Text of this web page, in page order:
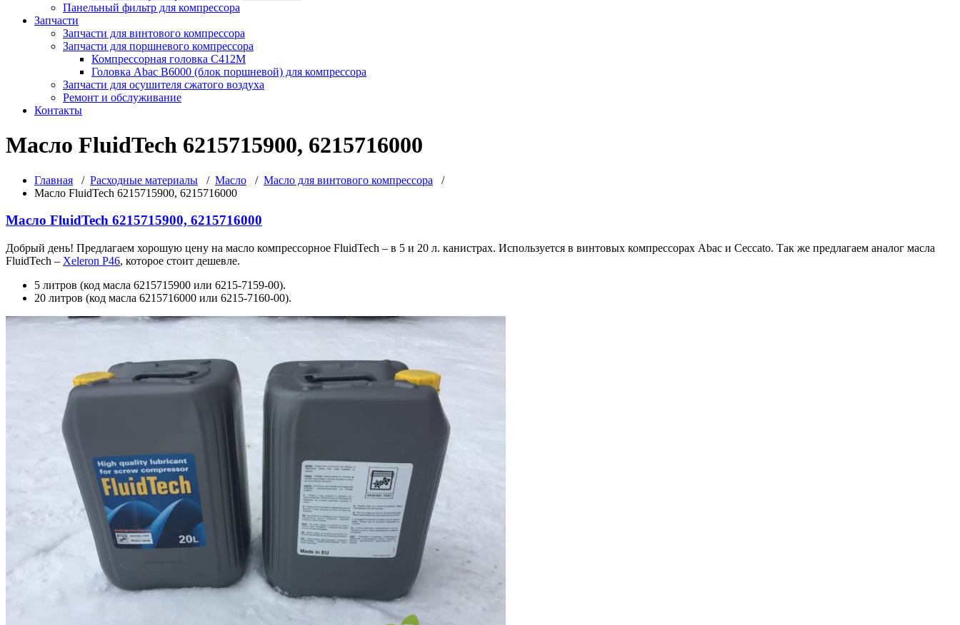
Панельный фильтр для компрессора
Запчасти
Запчасти для винтового компрессора
Запчасти для поршневого компрессора
Компрессорная головка С412М
Головка Abac B6000 (блок поршневой) для компрессора
Запчасти для осушителя сжатого воздуха
Ремонт и обслуживание
Контакты
Масло FluidTech 6215715900, 6215716000
Главная / Расходные материалы / Масло / Масло для винтового компрессора /
Масло FluidTech 6215715900, 6215716000
Масло FluidTech 6215715900, 6215716000
Добрый день! Предлагаем хорошую цену на масло компрессорное FluidTech – в 5 и 20 л. канистрах. Используется в винтовых компрессорах Abac и Ceccato. Так же предлагаем аналог масла
FluidTech – Xeleron P46, которое стоит дешевле.
5 литров (код масла 6215715900 или 6215-7159-00).
20 литров (код масла 6215716000 или 6215-7160-00).